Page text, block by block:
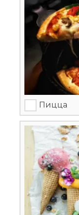
Пицца